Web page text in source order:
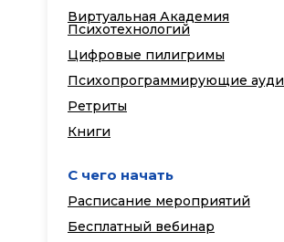
Расписание мероприятий
Бесплатный вебинар
С чего начать
Виртуальная Академия
Психотехнологий
Психопрограммирующие
Книги
Ретриты
Цифровые пилигримы